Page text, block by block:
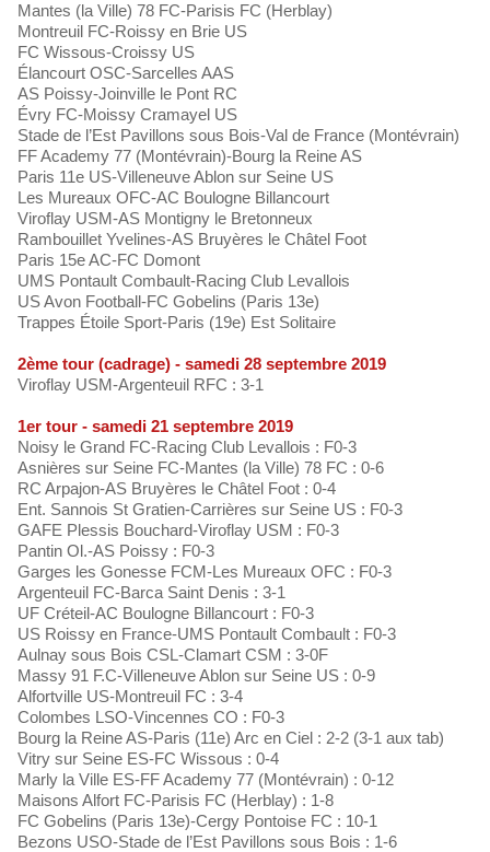
Mantes (la Ville) 78 FC-Parisis FC (Herblay)
Montreuil FC-Roissy en Brie US
FC Wissous-Croissy US
Élancourt OSC-Sarcelles AAS
AS Poissy-Joinville le Pont RC
Évry FC-Moissy Cramayel US
Stade de l’Est Pavillons sous Bois-Val de France (Montévrain)
FF Academy 77 (Montévrain)-Bourg la Reine AS
Paris 11e US-Villeneuve Ablon sur Seine US
Les Mureaux OFC-AC Boulogne Billancourt
Viroflay USM-AS Montigny le Bretonneux
Rambouillet Yvelines-AS Bruyères le Châtel Foot
Paris 15e AC-FC Domont
UMS Pontault Combault-Racing Club Levallois
US Avon Football-FC Gobelins (Paris 13e)
Trappes Étoile Sport-Paris (19e) Est Solitaire
2ème tour (cadrage) - samedi 28 septembre 2019
Viroflay USM-Argenteuil RFC : 3-1
1er tour - samedi 21 septembre 2019
Noisy le Grand FC-Racing Club Levallois : F0-3
Asnières sur Seine FC-Mantes (la Ville) 78 FC : 0-6
RC Arpajon-AS Bruyères le Châtel Foot : 0-4
Ent. Sannois St Gratien-Carrières sur Seine US : F0-3
GAFE Plessis Bouchard-Viroflay USM : F0-3
Pantin Ol.-AS Poissy : F0-3
Garges les Gonesse FCM-Les Mureaux OFC : F0-3
Argenteuil FC-Barca Saint Denis : 3-1
UF Créteil-AC Boulogne Billancourt : F0-3
US Roissy en France-UMS Pontault Combault : F0-3
Aulnay sous Bois CSL-Clamart CSM : 3-0F
Massy 91 F.C-Villeneuve Ablon sur Seine US : 0-9
Alfortville US-Montreuil FC : 3-4
Colombes LSO-Vincennes CO : F0-3
Bourg la Reine AS-Paris (11e) Arc en Ciel : 2-2 (3-1 aux tab)
Vitry sur Seine ES-FC Wissous : 0-4
Marly la Ville ES-FF Academy 77 (Montévrain) : 0-12
Maisons Alfort FC-Parisis FC (Herblay) : 1-8
FC Gobelins (Paris 13e)-Cergy Pontoise FC : 10-1
Bezons USO-Stade de l’Est Pavillons sous Bois : 1-6